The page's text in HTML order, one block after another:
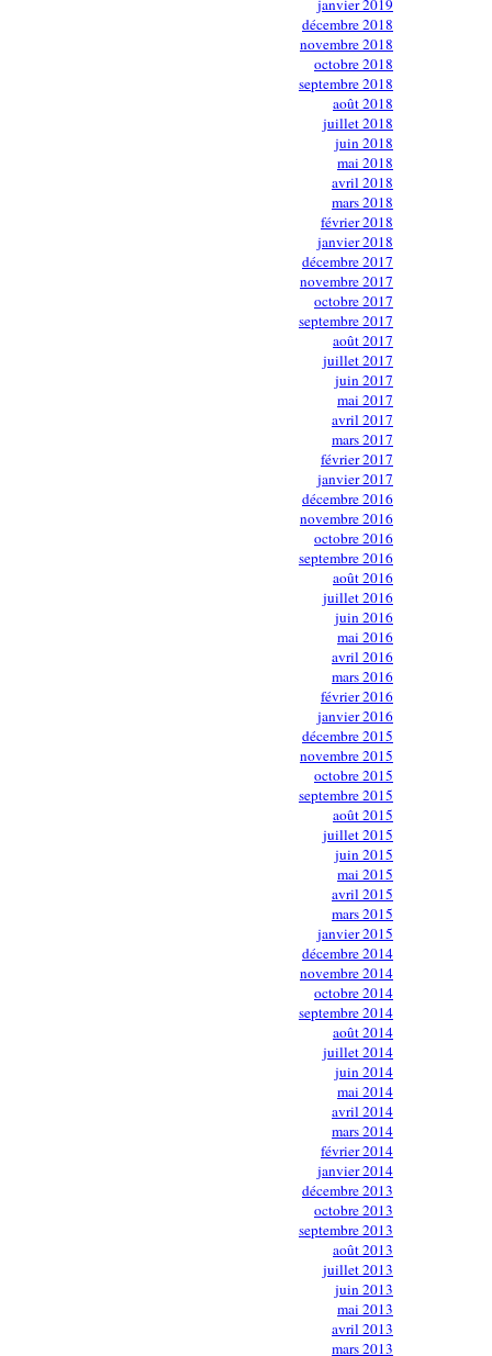
janvier 2019
décembre 2018
novembre 2018
octobre 2018
septembre 2018
août 2018
juillet 2018
juin 2018
mai 2018
avril 2018
mars 2018
février 2018
janvier 2018
décembre 2017
novembre 2017
octobre 2017
septembre 2017
août 2017
juillet 2017
juin 2017
mai 2017
avril 2017
mars 2017
février 2017
janvier 2017
décembre 2016
novembre 2016
octobre 2016
septembre 2016
août 2016
juillet 2016
juin 2016
mai 2016
avril 2016
mars 2016
février 2016
janvier 2016
décembre 2015
novembre 2015
octobre 2015
septembre 2015
août 2015
juillet 2015
juin 2015
mai 2015
avril 2015
mars 2015
janvier 2015
décembre 2014
novembre 2014
octobre 2014
septembre 2014
août 2014
juillet 2014
juin 2014
mai 2014
avril 2014
mars 2014
février 2014
janvier 2014
décembre 2013
octobre 2013
septembre 2013
août 2013
juillet 2013
juin 2013
mai 2013
avril 2013
mars 2013